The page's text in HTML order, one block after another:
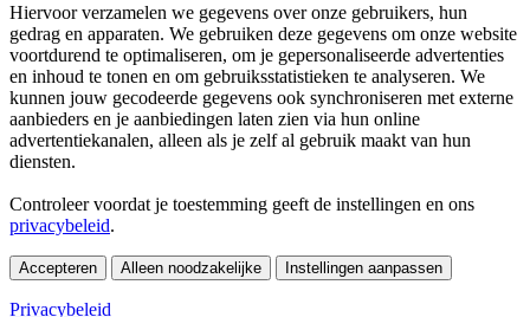
Hiervoor verzamelen we gegevens over onze gebruikers, hun
gedrag en apparaten. We gebruiken deze gegevens om onze website
voortdurend te optimaliseren, om je gepersonaliseerde advertenties
en inhoud te tonen en om gebruiksstatistieken te analyseren. We
kunnen jouw gecodeerde gegevens ook synchroniseren met externe
aanbieders en je aanbiedingen laten zien via hun online
advertentiekanalen, alleen als je zelf al gebruik maakt van hun
diensten.
Controleer voordat je toestemming geeft de instellingen en ons
privacybeleid.
Accepteren Alleen noodzakelijke Instellingen aanpassen
Privacybeleid